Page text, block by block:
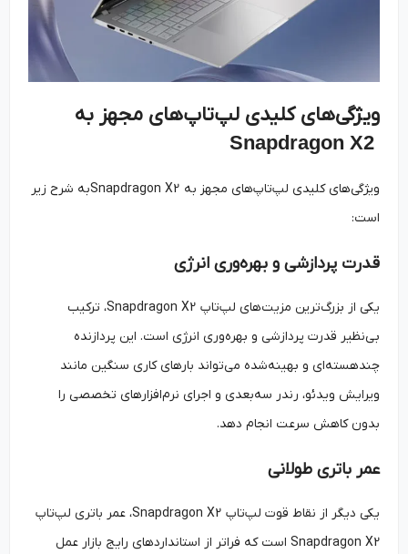
ویژگی‌های کلیدی لپ‌تاپ‌های مجهز به
ویژگی‌های کلیدی لپ‌تاپ‌های مجهز به
Snapdragon X2به شرح زیر
است:
قدرت پردازشی و بهره‌وری انرژی
یکی از بزرگ‌ترین مزیت‌های لپ‌تاپ Snapdragon X2، ترکیب
بی‌نظیر قدرت پردازشی و بهره‌وری انرژی است. این پردازنده
چندهسته‌ای و بهینه‌شده می‌تواند بارهای کاری سنگین مانند
ویرایش ویدئو، رندر سه‌بعدی و اجرای نرم‌افزارهای تخصصی را
بدون کاهش سرعت انجام دهد.
عمر باتری طولانی
یکی دیگر از نقاط قوت لپ‌تاپ Snapdragon X2، عمر باتری لپ‌تاپ
Snapdragon X2 است که فراتر از استانداردهای رایج بازار عمل